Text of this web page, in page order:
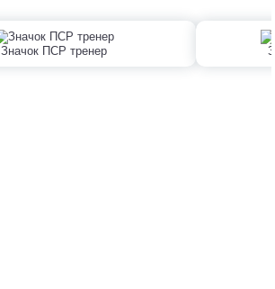
Значок ПСР тренер